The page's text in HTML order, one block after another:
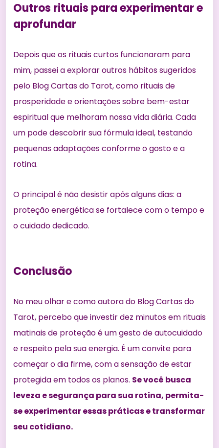
Outros rituais para experimentar e
aprofundar
Depois que os rituais curtos funcionaram para
mim, passei a explorar outros hábitos sugeridos
pelo Blog Cartas do Tarot, como rituais de
prosperidadee orientações sobre bem-estar
espiritualque melhoram nossa vida diária. Cada
um pode descobrir sua fórmula ideal, testando
pequenas adaptações conforme o gosto e a
rotina.
O principal é não desistir após alguns dias: a
proteção energética se fortalece com o tempo e
o cuidado dedicado.
Conclusão
No meu olhar e como autora do Blog Cartas do
Tarot, percebo que investir dez minutos em rituais
matinais de proteção é um gesto de autocuidado
e respeito pela sua energia. É um convite para
começar o dia firme, com a sensação de estar
protegida em todos os planos. Se você busca
leveza e segurança para sua rotina, permita-
se experimentar essas práticas e transformar
seu cotidiano.